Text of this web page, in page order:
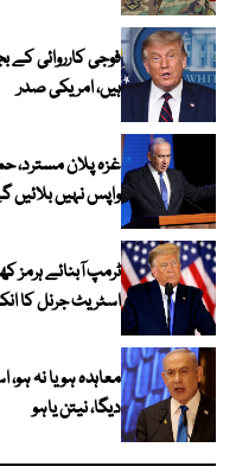
فوجی کارروائی کے
ہیں، امریکی صدر
غزہ پلان
واپس نہیں بلائیں
ٹرمپ آبنائے ہرمز
اسٹریٹ جرنل کا
معاہدہ ہو یا نہ
دیگا، نیتن یاہو